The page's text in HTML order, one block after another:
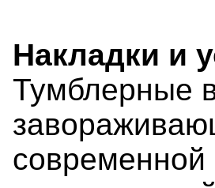
Накладки и
Тумблерные